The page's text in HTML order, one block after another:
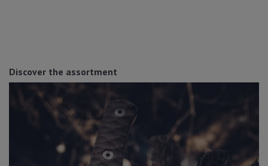
Discover the assortment